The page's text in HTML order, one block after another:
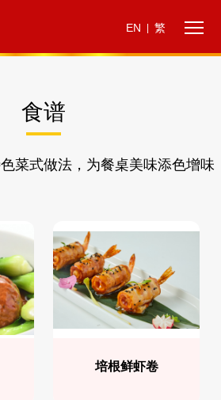
EN 繁
食谱
菜式做法，为餐桌美味添色增味
培根鲜虾卷